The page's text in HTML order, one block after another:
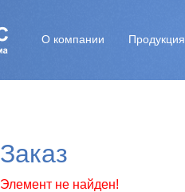
О компании Продукция
Заказ
Элемент не найден!